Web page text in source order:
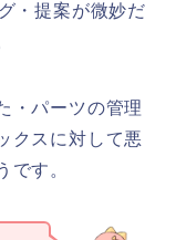
・提案が微妙だ
・パーツの管理
クスに対して悪
です。